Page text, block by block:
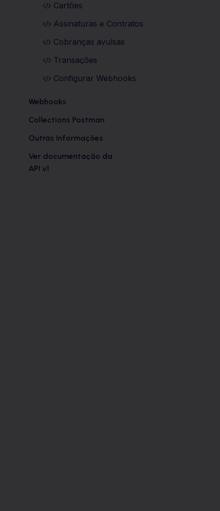
Cartões
Assinaturas e Contratos
Cobranças avulsas
Transações
Configurar Webhooks
Webhooks
Collections Postman
Outras Informações
Ver documentação da
API v1